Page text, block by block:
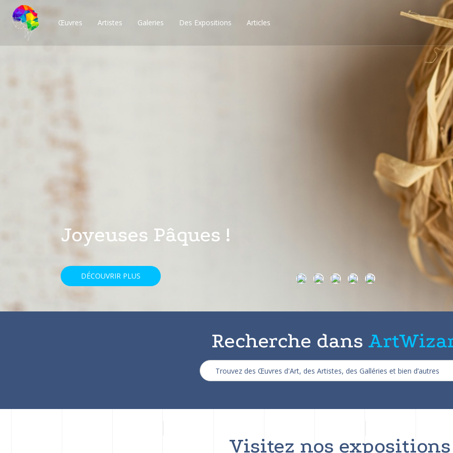
Œuvres Artistes Galeries Des Expositions Articles
Des milliers de possibilités, obtenez les
avec une réduction de 25%
DÉCOUVRIR PLUS
Recherche dans
Visitez nos expositions